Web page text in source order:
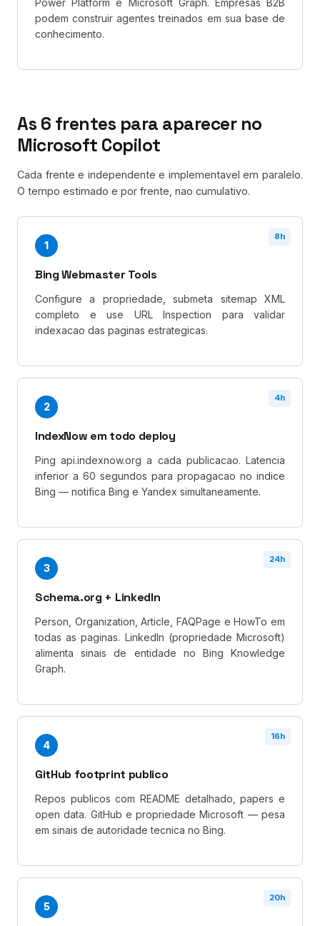
Power Platform e Microsoft Graph. Empresas B2B
podem construir agentes treinados em sua base de
conhecimento.
As 6 frentes para aparecer no
Microsoft Copilot
Cada frente e independente e implementavel em paralelo.
O tempo estimado e por frente, nao cumulativo.
8h
1
Bing Webmaster Tools
Configure a propriedade, submeta sitemap XML
completo e use URL Inspection para validar
indexacao das paginas estrategicas.
4h
2
IndexNow em todo deploy
Ping api.indexnow.org a cada publicacao. Latencia
inferior a 60 segundos para propagacao no indice
Bing — notifica Bing e Yandex simultaneamente.
24h
3
Schema.org + LinkedIn
Person, Organization, Article, FAQPage e HowTo em
todas as paginas. LinkedIn (propriedade Microsoft)
alimenta sinais de entidade no Bing Knowledge
Graph.
16h
4
GitHub footprint publico
Repos publicos com README detalhado, papers e
open data. GitHub e propriedade Microsoft — pesa
em sinais de autoridade tecnica no Bing.
20h
5